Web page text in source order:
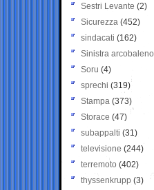
Sestri Levante (2)
Sicurezza (452)
sindacati (162)
Sinistra arcobaleno
Soru (4)
sprechi (319)
Stampa (373)
Storace (47)
subappalti (31)
televisione(244)
terremoto (402)
thyssenkrupp (3)